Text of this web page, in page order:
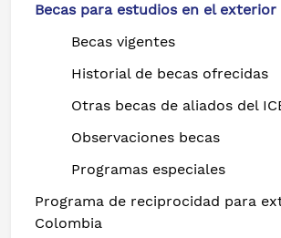
Becas para estudios en el exterior
Becas vigentes
Historial de becas ofrecidas
Otras becas de aliados del
Observaciones becas
Programas especiales
Programa de reciprocidad para
Colombia